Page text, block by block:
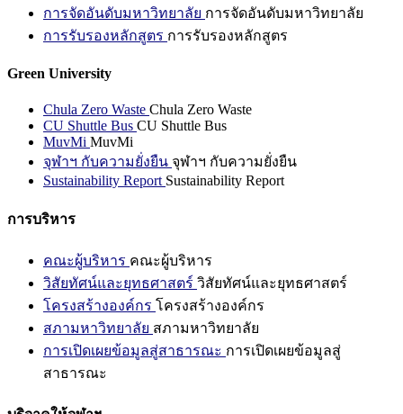
การจัดอันดับมหาวิทยาลัย การจัดอันดับมหาวิทยาลัย
การรับรองหลักสูตร การรับรองหลักสูตร
Green University
Chula Zero Waste Chula Zero Waste
CU Shuttle Bus CU Shuttle Bus
MuvMi MuvMi
จุฬาฯ กับความยั่งยืน จุฬาฯ กับความยั่งยืน
Sustainability Report Sustainability Report
การบริหาร
คณะผู้บริหาร คณะผู้บริหาร
วิสัยทัศน์และยุทธศาสตร์ วิสัยทัศน์และยุทธศาสตร์
โครงสร้างองค์กร โครงสร้างองค์กร
สภามหาวิทยาลัย สภามหาวิทยาลัย
การเปิดเผยข้อมูลสู่สาธารณะ การเปิดเผยข้อมูลสู่
สาธารณะ